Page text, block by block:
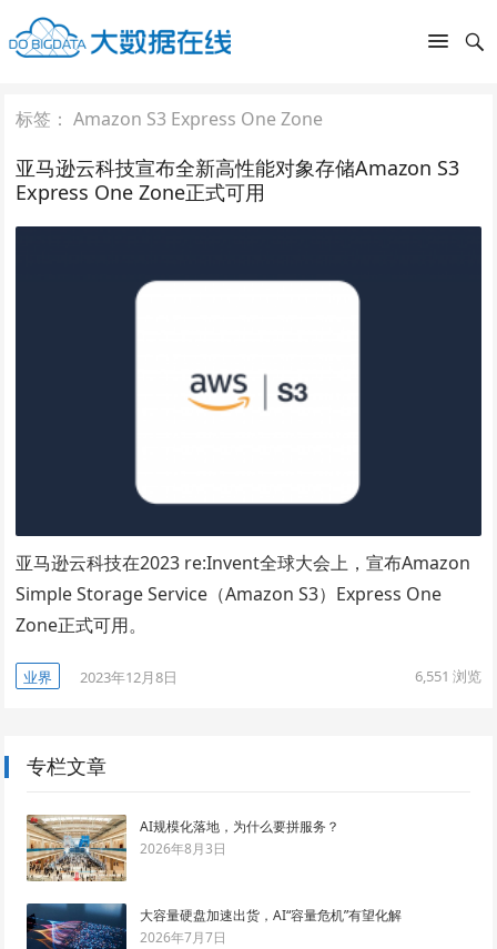
标签：Amazon S3 Express One Zone
亚马逊云科技宣布全新高性能对象存储Amazon S3
Express One Zone正式可用
亚马逊云科技在2023 re:Invent全球大会上，宣布Amazon
Simple Storage Service（Amazon S3）Express One
Zone正式可用。
业界 2023年12月8日 6,551 浏览
专栏文章
AI规模化落地，为什么要拼服务？
2026年8月3日
大容量硬盘加速出货，AI“容量危机”有望化解
2026年7月7日